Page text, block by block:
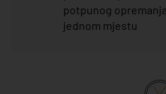
potpunog
jednom mjestu